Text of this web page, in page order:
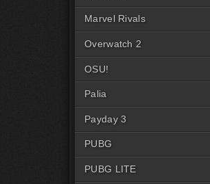
Marvel Rivals
Overwatch 2
OSU!
Palia
Payday 3
PUBG
PUBG LITE